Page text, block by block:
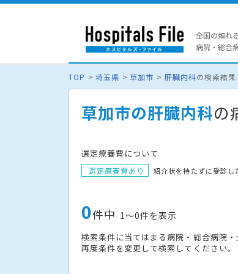
全国の頼れ
病院・総合
TOP 埼玉県 草加市 肝臓内科の検索結果
草加市の肝臓内科の
選定療養費について
選定療養費あり
紹介状を持たずに受診し
0件中 1〜0件を表示
検索条件に当てはまる病院・総合病院・
再度条件を変更して検索してください。